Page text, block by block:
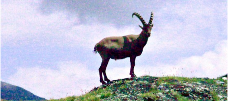
ANIMAUX EN LIBERTÉ